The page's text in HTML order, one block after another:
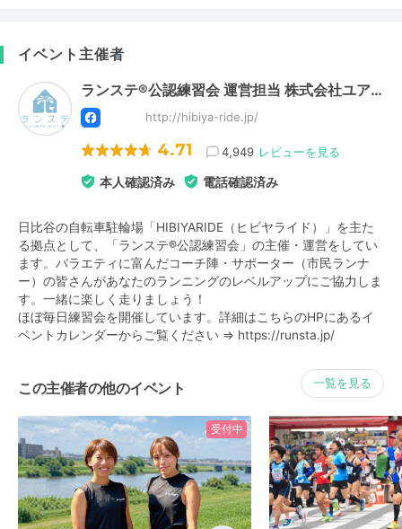
イベント主催者
ランステ®公認練習会 運営担当 株式会社ユア…
http://hibiya-ride.jp/
4.71 4,949 レビューを見る
本人確認済み 電話確認済み
日比谷の自転車駐輪場「HIBIYARIDE（ヒビヤライド）」を主た
る拠点として、「ランステ®公認練習会」の主催・運営をしてい
ます。バラエティに富んだコーチ陣・サポーター（市民ランナ
ー）の皆さんがあなたのランニングのレベルアップにご協力しま
す。一緒に楽しく走りましょう！
ほぼ毎日練習会を開催しています。詳細はこちらのHPにあるイ
ベントカレンダーからご覧ください ⇒ https://runsta.jp/
この主催者の他のイベント 一覧を見る
受付中